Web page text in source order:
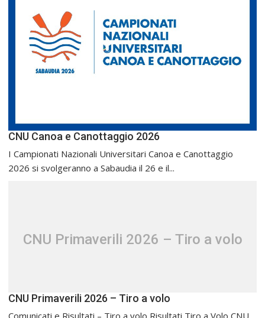
CNU Canoa e Canottaggio 2026
I Campionati Nazionali Universitari Canoa e Canottaggio
2026 si svolgeranno a Sabaudia il 26 e il...
CNU Primaverili 2026 – Tiro a volo
CNU Primaverili 2026 – Tiro a volo
Comunicati e Risultati – Tiro a volo Risultati Tiro a Volo CNU